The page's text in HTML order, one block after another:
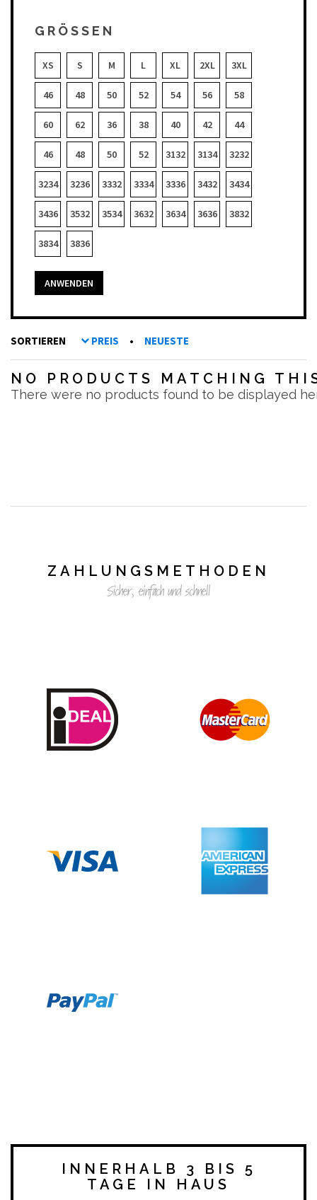
GRÖSSEN
XS S M L XL 2XL 3XL
46 48 50 52 54 56 58
60 62 36 38 40 42 44
46 48 50 52 3132 3134 3232
3234 3236 3332 3334 3336 3432 3434
3436 3532 3534 3632 3634 3636 3832
3834 3836
ANWENDEN
SORTIEREN PREIS • NEUESTE
NO PRODUCTS MATCHING
There were no products found to be displayed
ZAHLUNGSMETHODEN
Sicher, einfach und schnell
INNERHALB 3 BIS 5
TAGE IN HAUS